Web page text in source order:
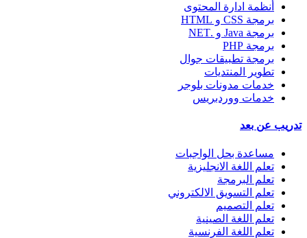
أنظمة ادارة المحتوى
برمجة CSS و HTML
برمجة Java و .NET
برمجة PHP
برمجة تطبيقات جوال
تطوير المنتديات
خدمات مدونات بلوجر
خدمات ووردبريس
تدريب عن بعد
مساعدة بحل الواجبات
تعلم اللغة الانجليزية
تعلم البرمجة
تعلم التسويق الالكتروني
تعلم التصميم
تعلم اللغة الصينية
تعلم اللغة الفرنسية